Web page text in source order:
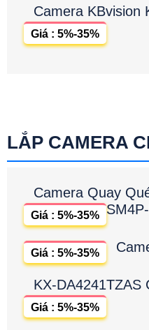
Camera KBvision
Giá : 5%-35%
LẮP CAMERA
Camera Quay
Giá : 5%-35%
Giá : 5%-35%
KX-DA4241TZAS
Giá : 5%-35%